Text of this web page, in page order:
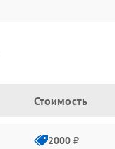
Стоимость
2000 ₽